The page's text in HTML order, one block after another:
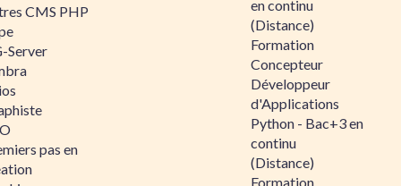
CMS PHP
Server
pas en
en continu
(Distance)
Formation
Concepteur
Développeur
d'Applications
Python - Bac+3 en
continu
(Distance)
Formation